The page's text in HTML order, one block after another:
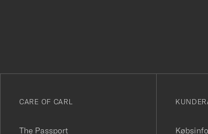
till
nyhetsbrev!
CARE OF CARL
The Passport